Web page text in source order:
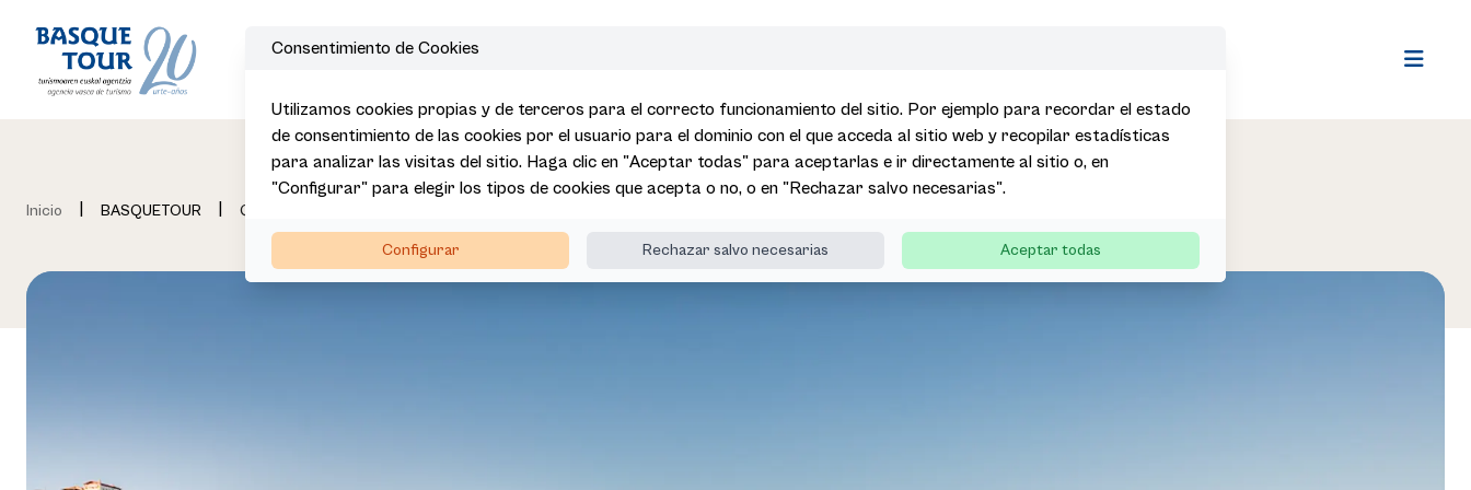
Open
Inicio BASQUETOUR Qué hacemos
Consentimiento de Cookies
Utilizamos cookies propias y de terceros para el correcto funcionamiento del sitio. Por ejemplo para recordar el estado
de consentimiento de las cookies por el usuario para el dominio con el que acceda al sitio web y recopilar estadísticas
para analizar las visitas del sitio. Haga clic en "Aceptar todas" para aceptarlas e ir directamente al sitio o, en
"Configurar" para elegir los tipos de cookies que acepta o no, o en "Rechazar salvo necesarias".
Configurar Rechazar salvo necesarias Aceptar todas